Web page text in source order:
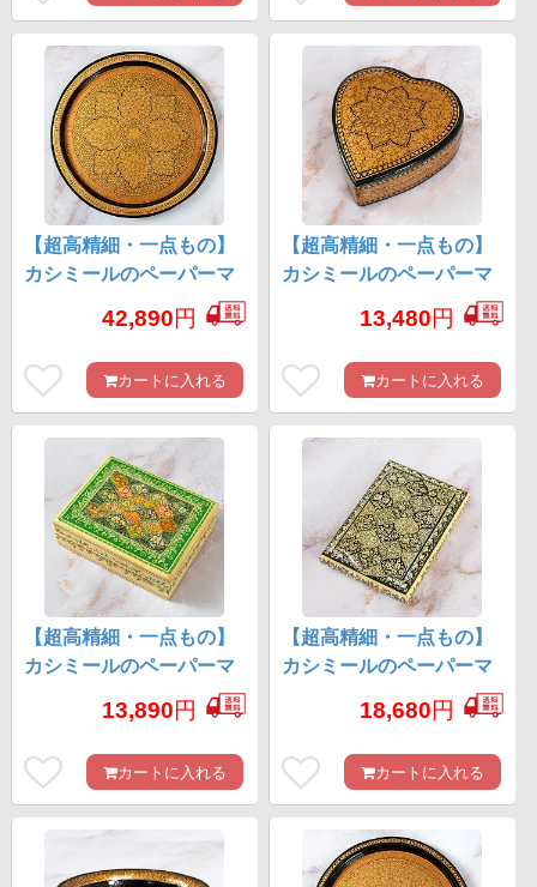
【超高精細・一点もの】
カシミールのペーパーマ
25.2cm x 約25.2cm
42,890円
カートに入れる
【超高精細・一点もの】
カシミールのペーパーマ
ッシュ 黒地に金 ハート型
小物入れ 約11cm x 約
10cm
13,480円
カートに入れる
【超高精細・一点もの】
カシミールのペーパーマ
ッシュ 格子花柄 長方形小
物入れ 約11cm x 約8.5cm
13,890円
カートに入れる
【超高精細・一点もの】
カシミールのペーパーマ
ッシュ 格子花柄 長方形小
物入れ 約12.5cm x 約
8.5cm
18,680円
カートに入れる